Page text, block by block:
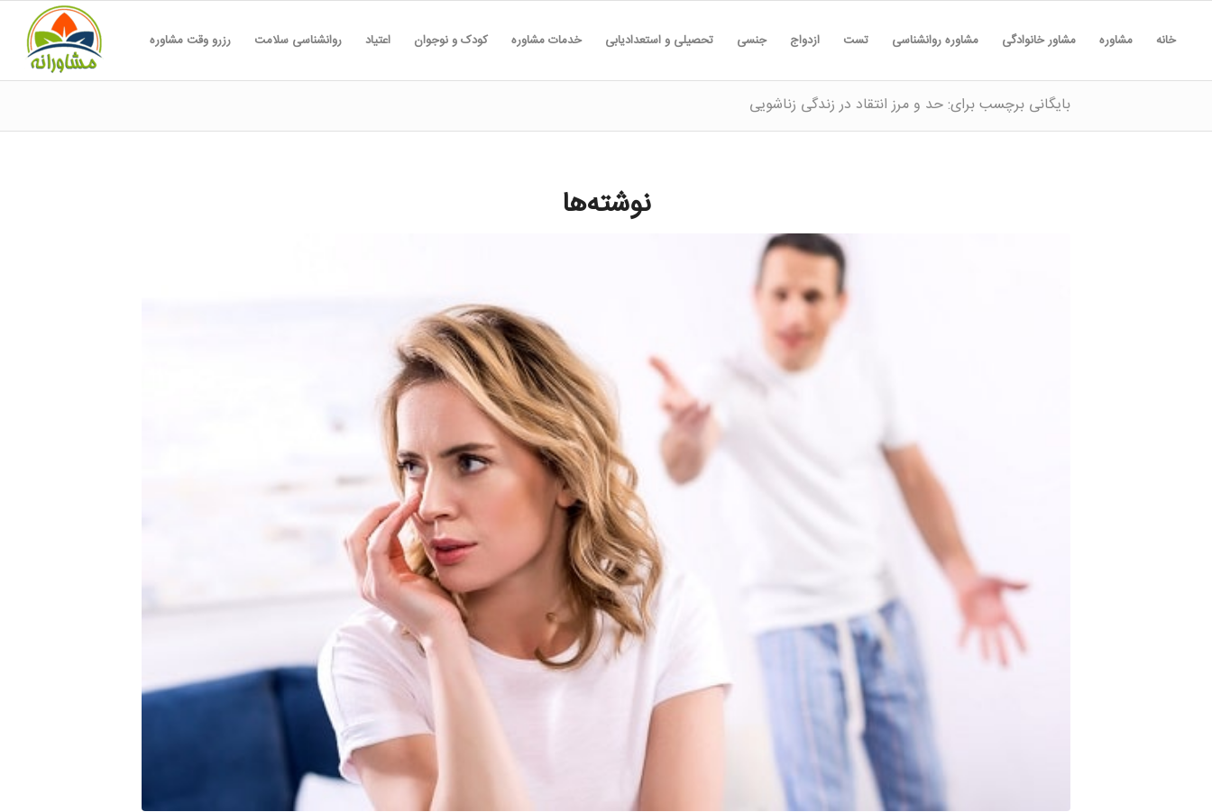
خانه مشاوره مشاور خانوادگی مشاوره روانشناسی تست ازدواج جنسی تحصیلی و استعدادیابی خدمات مشاوره کودک و نوجوان اعتیاد روانشناسی سلامت رزرو وقت مشاوره
بایگانی برچسب برای: حد و مرز انتقاد در زندگی زناشویی
نوشته‌ها